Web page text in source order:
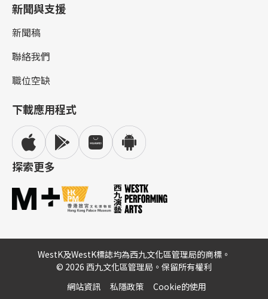
新聞與支援
新聞稿
聯絡我們
職位空缺
下載應用程式
探索更多
WestK及WestK標誌均為西九文化區管理局的商標。
© 2026 西九文化區管理局。保留所有權利
網站資訊
私隱政策 Cookie的使用